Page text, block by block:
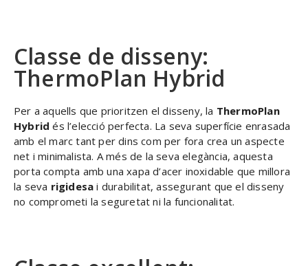
Classe de disseny:
ThermoPlan Hybrid
Per a aquells que prioritzen el disseny, la ThermoPlan
Hybridés l’elecció perfecta. La seva superfície enrasada
amb el marc tant per dins com per fora crea un aspecte
net i minimalista. A més de la seva elegància, aquesta
porta compta amb una xapa d’acer inoxidable que millora
la seva rigidesai durabilitat, assegurant que el disseny
no comprometi la seguretat ni la funcionalitat.